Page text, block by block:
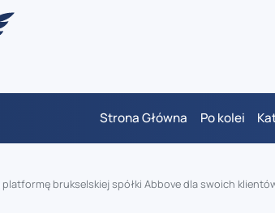
Strona Główna Po kolei
platformę brukselskiej spółki Abbove dla swoich